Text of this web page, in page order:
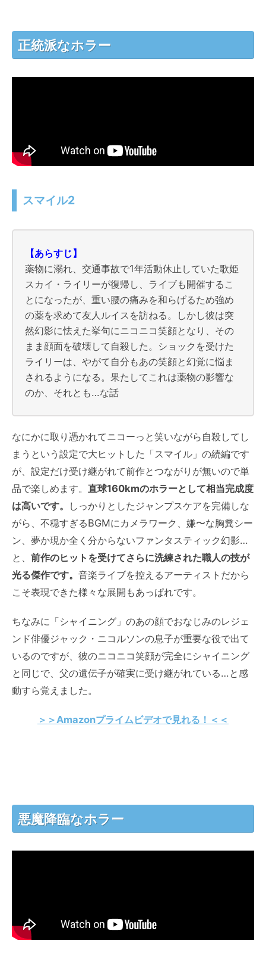
正統派なホラー
スマイル2
【あらすじ】
薬物に溺れ、交通事故で1年活動休止していた歌姫
スカイ・ライリーが復帰し、ライブも開催するこ
とになったが、重い腰の痛みを和らげるため強め
の薬を求めて友人ルイスを訪ねる。しかし彼は突
然幻影に怯えた挙句にニコニコ笑顔となり、その
まま顔面を破壊して自殺した。ショックを受けた
ライリーは、やがて自分もあの笑顔と幻覚に悩ま
されるようになる。果たしてこれは薬物の影響な
のか、それとも…な話
なにかに取り憑かれてニコーっと笑いながら自殺してし
まうという設定で大ヒットした「スマイル」の続編です
が、設定だけ受け継がれて前作とつながりが無いので単
品で楽しめます。 直球160kmのホラーとして相当完成度
は高いです。
しっかりとしたジャンプスケアを完備しな
がら、不穏すぎるBGMにカメラワーク、嫌〜な胸糞シー
ン、夢か現か全く分からないファンタスティック幻影…
と、 前作のヒットを受けてさらに洗練された職人の技が
光る傑作です。 音楽ライブを控えるアーティストだから
こそ表現できた様々な展開もあっぱれです。
ちなみに「シャイニング」のあの顔でおなじみのレジェ
ンド俳優ジャック・ニコルソンの息子が重要な役で出て
いるのですが、彼のニコニコ笑顔が完全にシャイニング
と同じで、父の遺伝子が確実に受け継がれている…と感
動すら覚えました。
＞＞Amazonプライムビデオで見れる！＜＜
悪魔降臨なホラー